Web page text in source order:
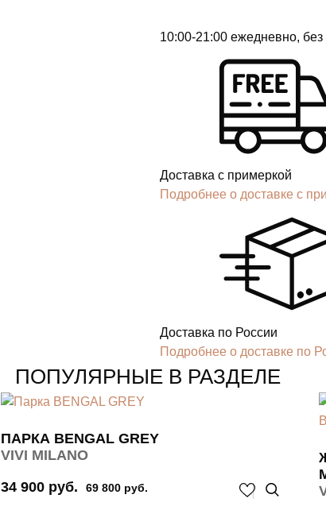
10:00-21:00 ежедневно,
Доставка с примеркой
Подробнее о доставке с
Доставка по России
Подробнее о доставке по
ПОПУЛЯРНЫЕ В РАЗДЕЛЕ
ПАРКА BENGAL GREY
VIVI MILANO
34 900 руб.
69 800 руб.